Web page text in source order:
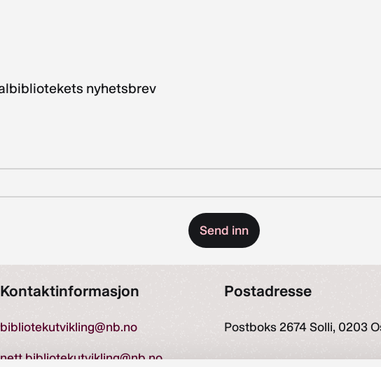
nyhetsbrev
Kontaktinformasjon
bibliotekutvikling@nb.no
nett.bibliotekutvikling@nb.no
Postadresse
Postboks 2674 Solli, 0203